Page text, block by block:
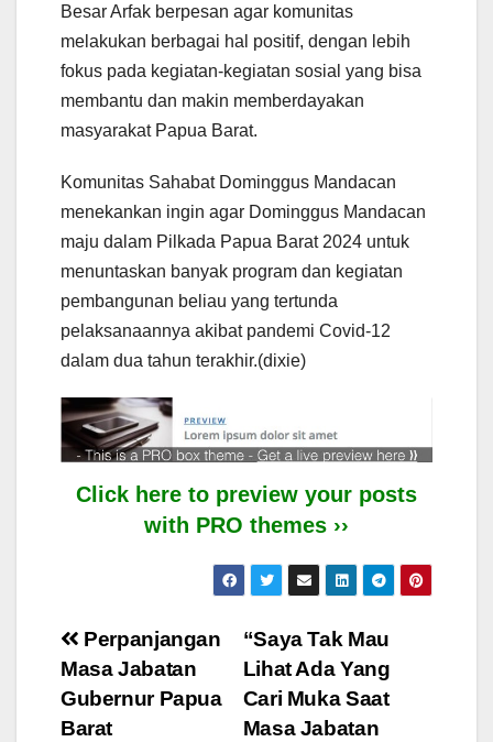
Besar Arfak berpesan agar komunitas
melakukan berbagai hal positif, dengan lebih
fokus pada kegiatan-kegiatan sosial yang bisa
membantu dan makin memberdayakan
masyarakat Papua Barat.
Komunitas Sahabat Dominggus Mandacan
menekankan ingin agar Dominggus Mandacan
maju dalam Pilkada Papua Barat 2024 untuk
menuntaskan banyak program dan kegiatan
pembangunan beliau yang tertunda
pelaksanaannya akibat pandemi Covid-12
dalam dua tahun terakhir.(dixie)
Click here to preview your posts
with PRO themes ››
Post
navigation
“Saya Tak Mau
Lihat Ada Yang
Cari Muka Saat
Masa Jabatan
Perpanjangan
Masa Jabatan
Gubernur Papua
Barat